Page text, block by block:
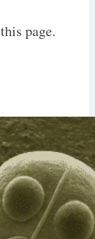
page.